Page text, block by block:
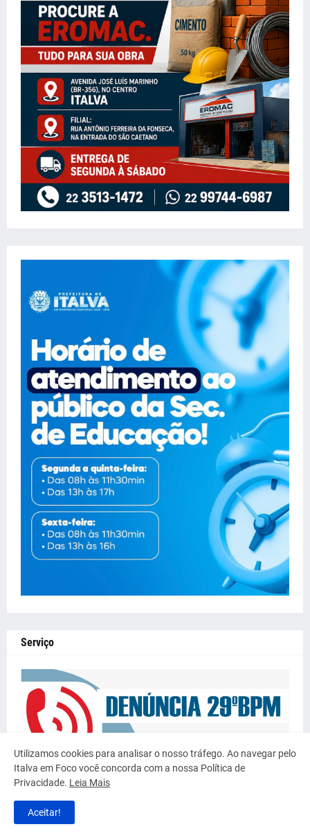
Serviço
Utilizamos cookies para analisar o nosso tráfego. Ao navegar pelo
Italva em Foco você concorda com a nossa Política de
Privacidade. Leia Mais
Aceitar!